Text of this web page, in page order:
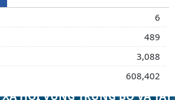
6
489
3,088
608,402
HỘI VÙNG TRUNG BỘ VÀ TÂY